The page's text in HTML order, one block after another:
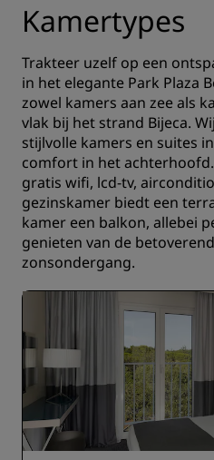
Kamertypes
Trakteer uzelf op een
in het elegante Park Plaza
zowel kamers aan zee als
vlak bij het strand Bijeca.
stijlvolle kamers en suites
comfort in het
gratis wifi, lcd-tv,
gezinskamer biedt een
kamer een balkon, allebei
genieten van de
zonsondergang.